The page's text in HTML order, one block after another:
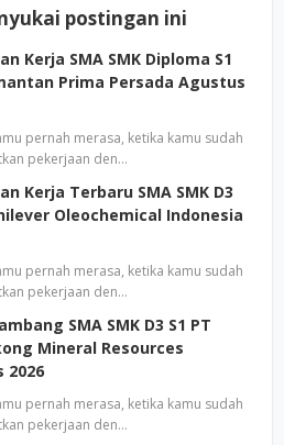
postingan ini
Kerja SMA SMK Diploma S1
Prima Persada Agustus
pernah merasa, ketika kamu sudah
pekerjaan den…
Kerja Terbaru SMA SMK D3
Oleochemical Indonesia
pernah merasa, ketika kamu sudah
pekerjaan den…
SMA SMK D3 S1 PT
Mineral Resources
2026
pernah merasa, ketika kamu sudah
pekerjaan den…